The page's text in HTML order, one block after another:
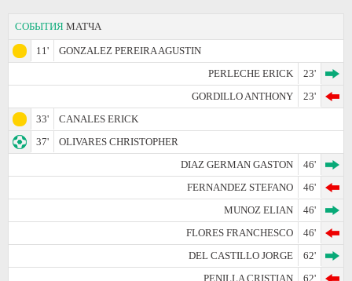
СОБЫТИЯ МАТЧА
11'
GONZALEZ PEREIRA AGUSTIN
PERLECHE ERICK
23'
GORDILLO ANTHONY
23'
33'
CANALES ERICK
37'
OLIVARES CHRISTOPHER
DIAZ GERMAN GASTON
46'
FERNANDEZ STEFANO
46'
MUNOZ ELIAN
46'
FLORES FRANCHESCO
46'
DEL CASTILLO JORGE
62'
PENILLA CRISTIAN
62'